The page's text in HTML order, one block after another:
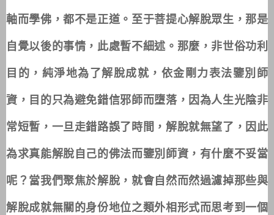
軸而學佛，都不是正道。至于菩提心解脫眾生，那是
自覺以後的事情，此處暫不細述。那麼，非世俗功利
目的，純淨地為了解脫成就，依金剛力表法鑒別師
資，目的只為避免錯信邪師而墮落，因為人生光陰非
常短暫，一旦走錯路誤了時間，解脫就無望了，因此
為求真能解脫自己的佛法而鑒別師資，有什麼不妥當
呢？當我們聚焦於解脫，就會自然而然過濾掉那些與
解脫成就無關的身份地位之類外相形式而思考到一個